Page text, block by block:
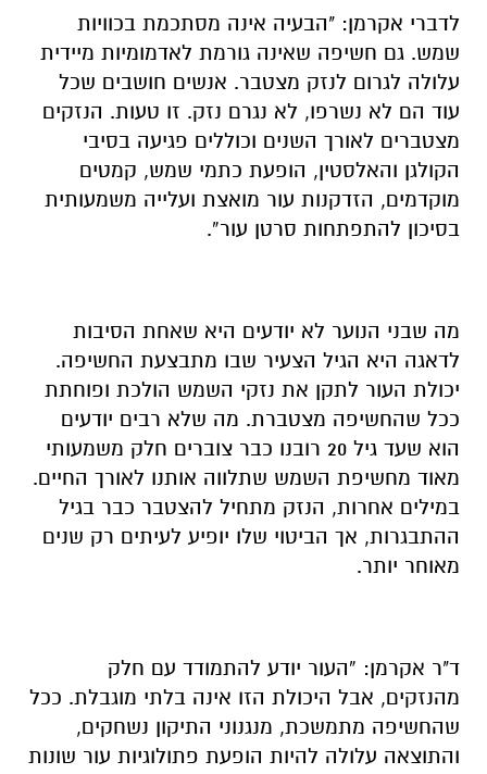
לדברי אקרמן: "הבעיה אינה מסתכמת בכוויות
שמש. גם חשיפה שאינה גורמת לאדמומיות מיידית
עלולה לגרום לנזק מצטבר. אנשים חושבים שכל
עוד הם לא נשרפו, לא נגרם נזק. זו טעות. הנזקים
מצטברים לאורך השנים וכוללים פגיעה בסיבי
הקולגן והאלסטין, הופעת כתמי שמש, קמטים
מוקדמים, הזדקנות עור מואצת ועלייה משמעותית
בסיכון להתפתחות סרטן עור”.
מה שבני הנוער לא יודעים היא שאחת הסיבות
לדאגה היא הגיל הצעיר שבו מתבצעת החשיפה.
יכולת העור לתקן את נזקי השמש הולכת ופוחתת
ככל שהחשיפה מצטברת. מה שלא רבים יודעים
הוא שעד גיל 20 רובנו כבר צוברים חלק משמעותי
מאוד מחשיפת השמש שתלווה אותנו לאורך החיים.
במילים אחרות, הנזק מתחיל להצטבר כבר בגיל
ההתבגרות, אך הביטוי שלו יופיע לעיתים רק שנים
מאוחר יותר.
ד"ר אקרמן: “העור יודע להתמודד עם חלק
מהנזקים, אבל היכולת הזו אינה בלתי מוגבלת. ככל
שהחשיפה מתמשכת, מנגנוני התיקון נשחקים,
והתוצאה עלולה להיות הופעת פתולוגיות עור שונות